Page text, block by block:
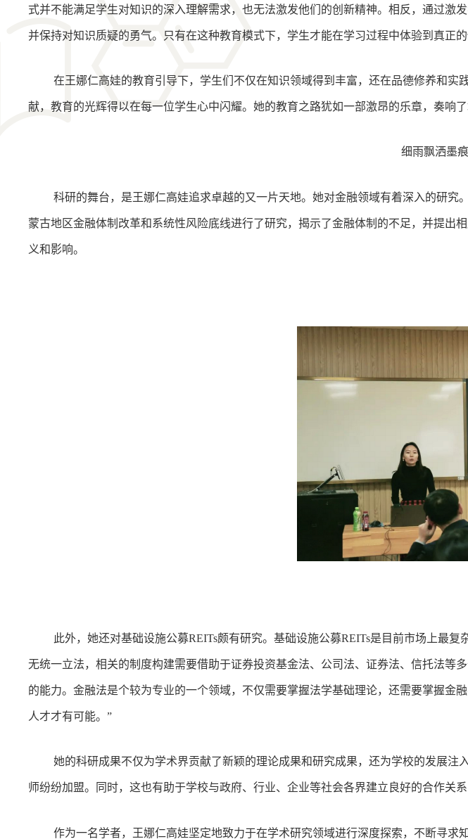
式并不能满足学生对知识的深入理解需求，也无法激发他们的创新精神。相反，通过激
并保持对知识质疑的勇气。只有在这种教育模式下，学生才能在学习过程中体验到真正
在王娜仁高娃的教育引导下，学生们不仅在知识领域得到丰富，还在品德修养和
献，教育的光辉得以在每一位学生心中闪耀。她的教育之路犹如一部激昂的乐章，奏响
细雨飘洒墨
科研的舞台，是王娜仁高娃追求卓越的又一片天地。她对金融领域有着深入的研
蒙古地区金融体制改革和系统性风险底线进行了研究，揭示了金融体制的不足，并提
义和影响。
此外，她还对基础设施公募REITs颇有研究。基础设施公募REITs是目前市场上最
无统一立法，相关的制度构建需要借助于证券投资基金法、公司法、证券法、信托法等
的能力。金融法是个较为专业的一个领域，不仅需要掌握法学基础理论，还需要掌握
人才才有可能。”
她的科研成果不仅为学术界贡献了新颖的理论成果和研究成果，还为学校的发展
师纷纷加盟。同时，这也有助于学校与政府、行业、企业等社会各界建立良好的合作关
作为一名学者，王娜仁高娃坚定地致力于在学术研究领域进行深度探索，不断寻